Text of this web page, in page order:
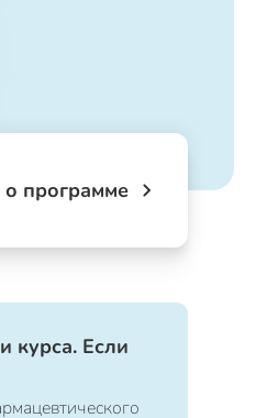
программе
курса. Если